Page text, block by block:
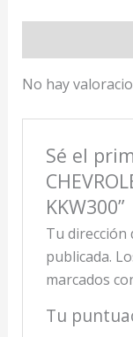
No hay
Sé el
KKW300”
Tu dirección
publicada.
marcados
Tu